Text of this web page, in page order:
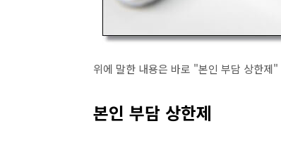
위에 말한 내용은 바로 "본인 부담 상한제"
본인 부담 상한제